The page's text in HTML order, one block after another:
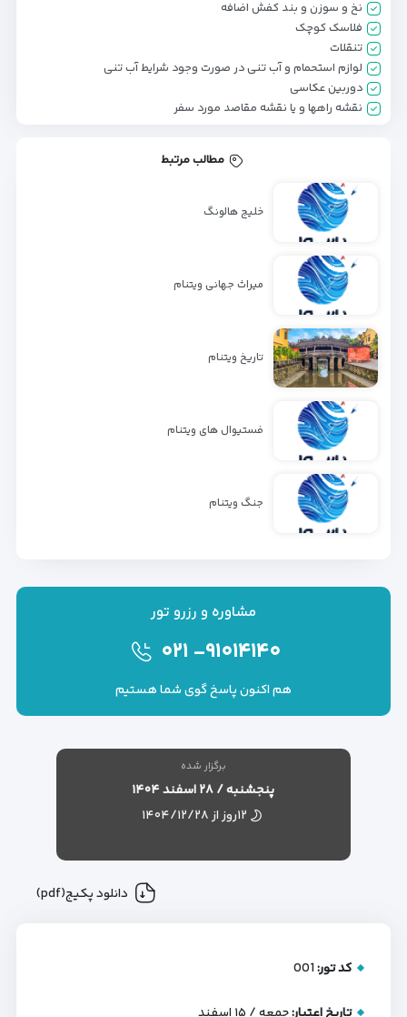
نخ و سوزن و بند کفش اضافه
فلاسک کوچک
تنقلات
لوازم استحمام و آب تنی در صورت وجود شرایط آب تنی
دوربین عکاسی
نقشه راهها و یا نقشه مقاصد مورد سفر
مطالب مرتبط
خلیج هالونگ
میراث جهانی ویتنام
تاریخ ویتنام
فستیوال های ویتنام
جنگ ویتنام
مشاوره و رزرو تور
۰۲۱ -۹۱۰۱۴۱۴۰
هم اکنون پاسخ گوی شما هستیم
برگزار شده
پنجشنبه / ۲۸ اسفند ۱۴۰۴
۱۲روز از ۱۴۰۴/۱۲/۲۸
دانلود پکیج(pdf)
کد تور:001
تاریخ اعتبار:جمعه / ۱۵ اسفند